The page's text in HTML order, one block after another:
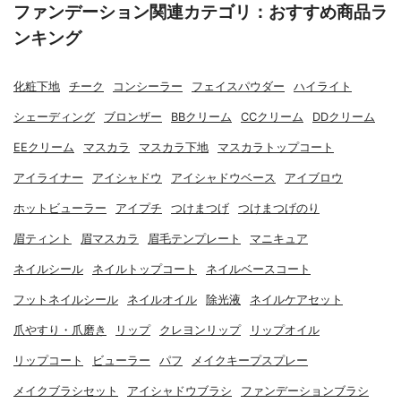
ファンデーション関連カテゴリ：おすすめ商品ラ
ンキング
化粧下地 チーク コンシーラー フェイスパウダー ハイライト
シェーディング ブロンザー BBクリーム CCクリーム DDクリーム
EEクリーム マスカラ マスカラ下地 マスカラトップコート
アイライナー アイシャドウ アイシャドウベース アイブロウ
ホットビューラー アイプチ つけまつげ つけまつげのり
眉ティント 眉マスカラ 眉毛テンプレート マニキュア
ネイルシール ネイルトップコート ネイルベースコート
フットネイルシール ネイルオイル 除光液 ネイルケアセット
爪やすり・爪磨き リップ クレヨンリップ リップオイル
リップコート ビューラー パフ メイクキープスプレー
メイクブラシセット アイシャドウブラシ ファンデーションブラシ